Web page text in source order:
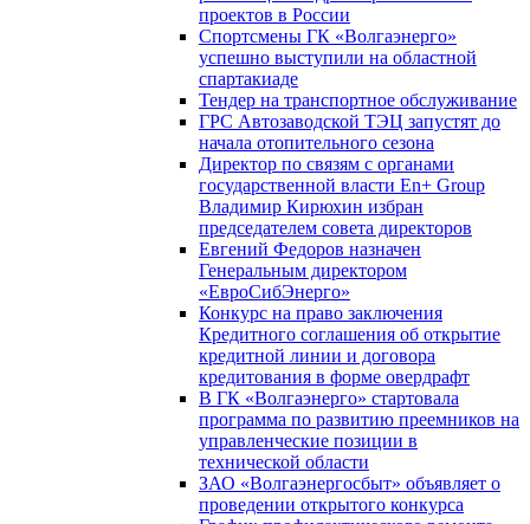
проектов в России
Спортсмены ГК «Волгаэнерго»
успешно выступили на областной
спартакиаде
Тендер на транспортное обслуживание
ГРС Автозаводской ТЭЦ запустят до
начала отопительного сезона
Директор по связям с органами
государственной власти En+ Group
Владимир Кирюхин избран
председателем совета директоров
Евгений Федоров назначен
Генеральным директором
«ЕвроСибЭнерго»
Конкурс на право заключения
Кредитного соглашения об открытие
кредитной линии и договора
кредитования в форме овердрафт
В ГК «Волгаэнерго» стартовала
программа по развитию преемников на
управленческие позиции в
технической области
ЗАО «Волгаэнергосбыт» объявляет о
проведении открытого конкурса